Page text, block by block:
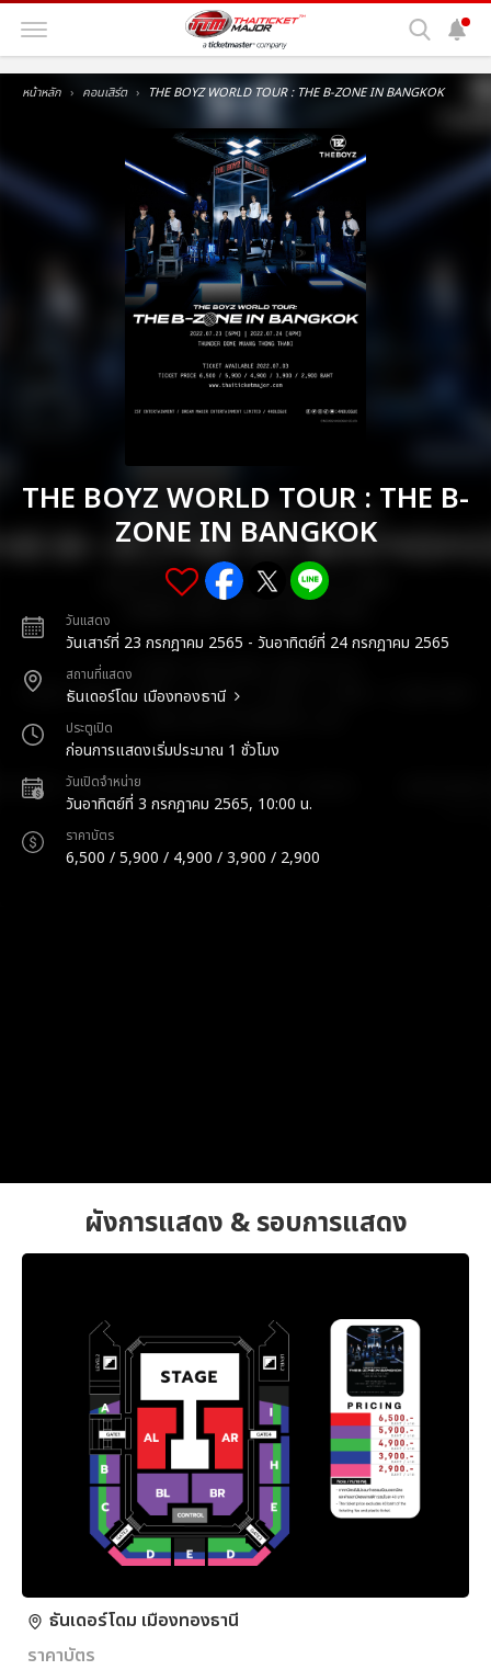
หน้าหลัก คอนเสิร์ต THE BOYZ WORLD TOUR : THE B-ZONE IN BANGKOK
THE BOYZ WORLD TOUR : THE B-
ZONE IN BANGKOK
วันแสดง
วันเสาร์ที่ 23 กรกฎาคม 2565 - วันอาทิตย์ที่ 24 กรกฎาคม 2565
สถานที่แสดง
ธันเดอร์โดม เมืองทองธานี
ประตูเปิด
ก่อนการแสดงเริ่มประมาณ 1 ชั่วโมง
วันเปิดจำหน่าย
วันอาทิตย์ที่ 3 กรกฎาคม 2565, 10:00 น.
ราคาบัตร
6,500 / 5,900 / 4,900 / 3,900 / 2,900
ผังการแสดง & รอบการแสดง
ธันเดอร์โดม เมืองทองธานี
ราคาบัตร